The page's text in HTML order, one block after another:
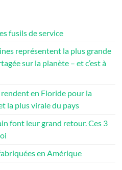
fusils de service
représentent la plus grande
sur la planète – et c’est à
rendent en Floride pour la
la plus virale du pays
font leur grand retour. Ces 3
en Amérique